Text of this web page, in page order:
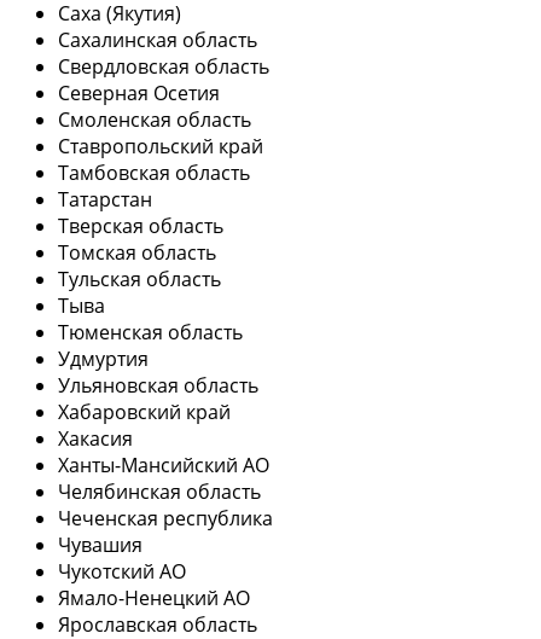
Саха (Якутия)
Сахалинская область
Свердловская область
Северная Осетия
Смоленская область
Ставропольский край
Тамбовская область
Татарстан
Тверская область
Томская область
Тульская область
Тыва
Тюменская область
Удмуртия
Ульяновская область
Хабаровский край
Хакасия
Ханты-Мансийский АО
Челябинская область
Чеченская республика
Чувашия
Чукотский АО
Ямало-Ненецкий АО
Ярославская область